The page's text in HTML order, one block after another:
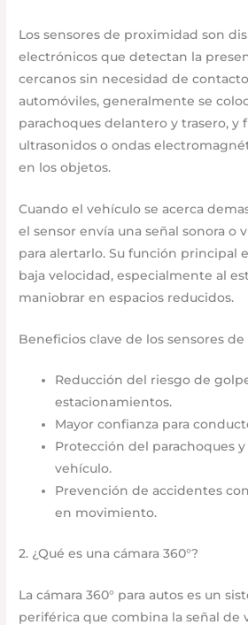
Los sensores de proximidad son
electrónicos que detectan la
cercanos sin necesidad de
automóviles, generalmente se
parachoques delantero y trasero, y
ultrasonidos o ondas
en los objetos.
Cuando el vehículo se acerca
el sensor envía una señal sonora o
para alertarlo. Su función principal
baja velocidad, especialmente al
maniobrar en espacios reducidos.
Beneficios clave de los sensores
Reducción del riesgo de
estacionamientos.
Mayor confianza para
Protección del parachoques
vehículo.
Prevención de accidentes
en movimiento.
2. ¿Qué es una cámara 360°?
La cámara 360° para autos es un
periférica que combina la señal de